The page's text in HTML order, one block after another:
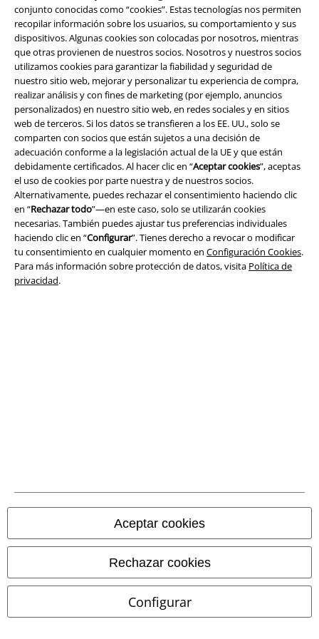
conjunto conocidas como “cookies”. Estas tecnologías nos permiten
recopilar información sobre los usuarios, su comportamiento y sus
dispositivos. Algunas cookies son colocadas por nosotros, mientras
que otras provienen de nuestros socios. Nosotros y nuestros socios
utilizamos cookies para garantizar la fiabilidad y seguridad de
nuestro sitio web, mejorar y personalizar tu experiencia de compra,
realizar análisis y con fines de marketing (por ejemplo, anuncios
personalizados) en nuestro sitio web, en redes sociales y en sitios
web de terceros. Si los datos se transfieren a los EE. UU., solo se
comparten con socios que están sujetos a una decisión de
adecuación conforme a la legislación actual de la UE y que están
debidamente certificados. Al hacer clic en “Aceptar cookies”, aceptas
el uso de cookies por parte nuestra y de nuestros socios.
Alternativamente, puedes rechazar el consentimiento haciendo clic
en “Rechazar todo”—en este caso, solo se utilizarán cookies
necesarias. También puedes ajustar tus preferencias individuales
haciendo clic en “Configurar”. Tienes derecho a revocar o modificar
tu consentimiento en cualquier momento en Configuración Cookies.
Para más información sobre protección de datos, visita Política de
privacidad.
Aceptar cookies
Rechazar cookies
Configurar
Política de Devolución
Devolver un artículo
Información de tallas generales
Cancelar mi membresía BSC
Métodos de pago
Descuentos para ti
Concursos
Cheques Regalo
Descuento para estudiantes
Comunidad